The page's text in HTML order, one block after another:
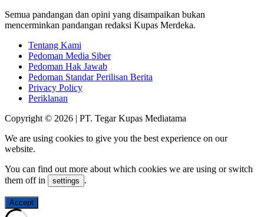
Semua pandangan dan opini yang disampaikan bukan
mencerminkan pandangan redaksi Kupas Merdeka.
Tentang Kami
Pedoman Media Siber
Pedoman Hak Jawab
Pedoman Standar Perilisan Berita
Privacy Policy
Periklanan
Copyright © 2026 | PT. Tegar Kupas Mediatama
We are using cookies to give you the best experience on our
website.
You can find out more about which cookies we are using or switch
them off in
settings .
Accept